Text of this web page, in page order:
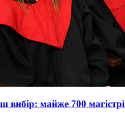
вибір: майже 700